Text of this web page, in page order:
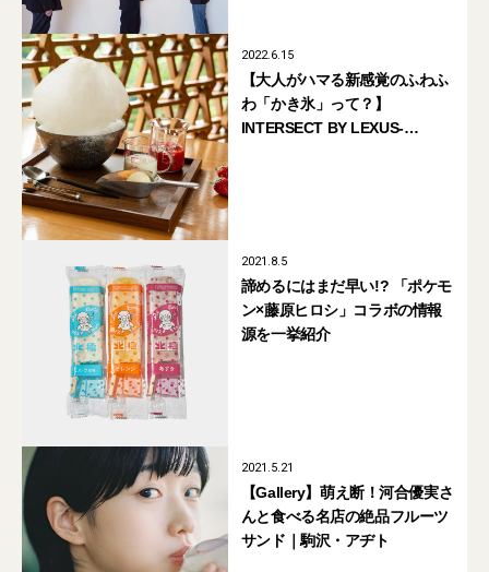
2022.6.15
【大人がハマる新感覚のふわふ
わ「かき氷」って？】
INTERSECT BY LEXUS-
2021.8.5
諦めるにはまだ早い!? 「ポケモ
ン×藤原ヒロシ」コラボの情報
源を一挙紹介
2021.5.21
【Gallery】萌え断！河合優実さ
んと食べる名店の絶品フルーツ
サンド｜駒沢・アヂト